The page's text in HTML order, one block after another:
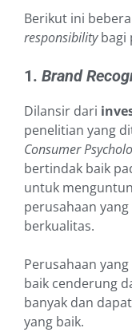
Berikut ini
responsibilitybagi
1. Brand
Dilansir dari
penelitian yang
Consumer
bertindak baik
untuk
perusahaan
berkualitas.
Perusahaan
baik cenderung
banyak dan
yang baik.